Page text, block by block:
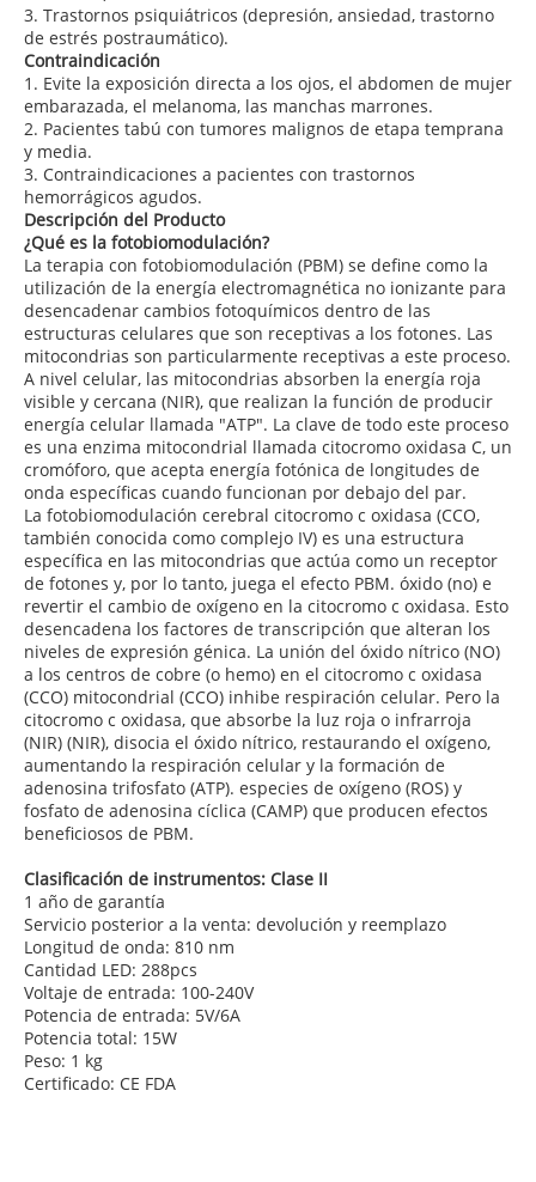
3. Trastornos psiquiátricos (depresión, ansiedad, trastorno
de estrés postraumático).
Contraindicación
1. Evite la exposición directa a los ojos, el abdomen de mujer
embarazada, el melanoma, las manchas marrones.
2. Pacientes tabú con tumores malignos de etapa temprana
y media.
3. Contraindicaciones a pacientes con trastornos
hemorrágicos agudos.
Descripción del Producto
¿Qué es la fotobiomodulación?
La terapia con fotobiomodulación (PBM) se define como la
utilización de la energía electromagnética no ionizante para
desencadenar cambios fotoquímicos dentro de las
estructuras celulares que son receptivas a los fotones. Las
mitocondrias son particularmente receptivas a este proceso.
A nivel celular, las mitocondrias absorben la energía roja
visible y cercana (NIR), que realizan la función de producir
energía celular llamada "ATP". La clave de todo este proceso
es una enzima mitocondrial llamada citocromo oxidasa C, un
cromóforo, que acepta energía fotónica de longitudes de
onda específicas cuando funcionan por debajo del par.
La fotobiomodulación cerebral citocromo c oxidasa (CCO,
también conocida como complejo IV) es una estructura
específica en las mitocondrias que actúa como un receptor
de fotones y, por lo tanto, juega el efecto PBM. óxido (no) e
revertir el cambio de oxígeno en la citocromo c oxidasa. Esto
desencadena los factores de transcripción que alteran los
niveles de expresión génica. La unión del óxido nítrico (NO)
a los centros de cobre (o hemo) en el citocromo c oxidasa
(CCO) mitocondrial (CCO) inhibe respiración celular. Pero la
citocromo c oxidasa, que absorbe la luz roja o infrarroja
(NIR) (NIR), disocia el óxido nítrico, restaurando el oxígeno,
aumentando la respiración celular y la formación de
adenosina trifosfato (ATP). especies de oxígeno (ROS) y
fosfato de adenosina cíclica (CAMP) que producen efectos
beneficiosos de PBM.
Clasificación de instrumentos: Clase II
1 año de garantía
Servicio posterior a la venta: devolución y reemplazo
Longitud de onda: 810 nm
Cantidad LED: 288pcs
Voltaje de entrada: 100-240V
Potencia de entrada: 5V/6A
Potencia total: 15W
Peso: 1 kg
Certificado: CE FDA